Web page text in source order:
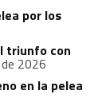
por los
triunfo con
2026
en la pelea